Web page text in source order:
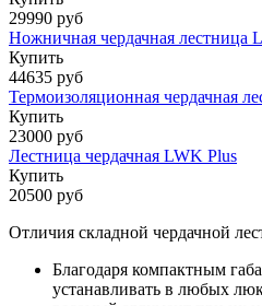
29990 руб
Ножничная чердачная лестница
Купить
44635 руб
Термоизоляционная чердачная
Купить
23000 руб
Лестница чердачная LWK Plus
Купить
20500 руб
Отличия складной чердачной
Благодаря компактным
устанавливать в любых